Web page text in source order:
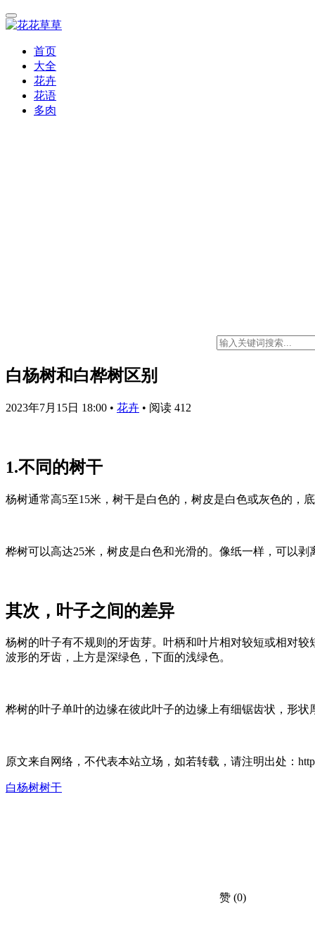
首页
大全
花卉
花语
多肉
白杨树和白桦树区别
2023年7月15日 18:00 • 花卉 • 阅读 412
1.不同的树干
杨树通常高5至15米，树干是白色的，树皮是白色或灰色的，
桦树可以高达25米，树皮是白色和光滑的。像纸一样，可以剥
其次，叶子之间的差异
杨树的叶子有不规则的牙齿芽。叶柄和叶片相对较短或相对
波形的牙齿，上方是深绿色，下面的浅绿色。
桦树的叶子单叶的边缘在彼此叶子的边缘上有细锯齿状，形
原文来自网络，不代表本站立场，如若转载，请注明出处：
白杨树树干
赞 (0)